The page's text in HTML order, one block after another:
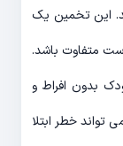
قرار دهید. این تخمین یک
متفاوت باشد.
بدون افراط و
خطر ابتلا